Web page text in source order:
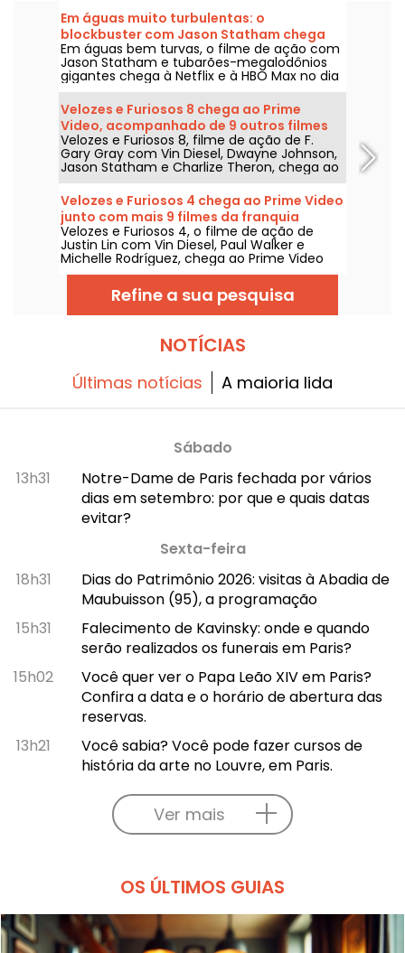
Em águas muito turbulentas: o
blockbuster com Jason Statham chega
na Netflix e na HBO Max
Em águas bem turvas, o filme de ação com
Jason Statham e tubarões-megalodônios
gigantes chega à Netflix e à HBO Max no dia
2 de agosto de 2026.
Velozes e Furiosos 8 chega ao Prime
Video, acompanhado de 9 outros filmes
da franquia
Velozes e Furiosos 8, filme de ação de F.
Gary Gray com Vin Diesel, Dwayne Johnson,
Jason Statham e Charlize Theron, chega ao
Prime Video em 1º de agosto de 2026.
Velozes e Furiosos 4 chega ao Prime Video
junto com mais 9 filmes da franquia
Velozes e Furiosos 4, o filme de ação de
Justin Lin com Vin Diesel, Paul Walker e
Michelle Rodríguez, chega ao Prime Video
em 1º de agosto de 2026, com várias
entregas da franquia.
Refine a sua pesquisa
NOTÍCIAS
Últimas notícias A maioria lida
Sábado
13h31
Notre-Dame de Paris fechada por vários
dias em setembro: por que e quais datas
evitar?
Sexta-feira
18h31
Dias do Patrimônio 2026: visitas à Abadia de
Maubuisson (95), a programação
15h31
Falecimento de Kavinsky: onde e quando
serão realizados os funerais em Paris?
15h02
Você quer ver o Papa Leão XIV em Paris?
Confira a data e o horário de abertura das
reservas.
13h21
Você sabia? Você pode fazer cursos de
história da arte no Louvre, em Paris.
Ver mais
OS ÚLTIMOS GUIAS